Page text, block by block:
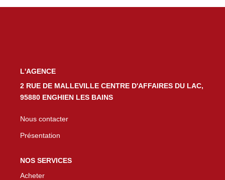
L'AGENCE
2 RUE DE MALLEVILLE CENTRE D'AFFAIRES DU LAC,
95880 ENGHIEN LES BAINS
Nous contacter
Présentation
NOS SERVICES
Acheter